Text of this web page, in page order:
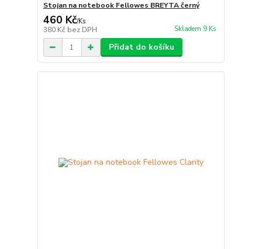
Stojan na notebook Fellowes BREYTA černý
460 Kč/Ks
380 Kč bez DPH Skladem 9 Ks
Přidat do košíku